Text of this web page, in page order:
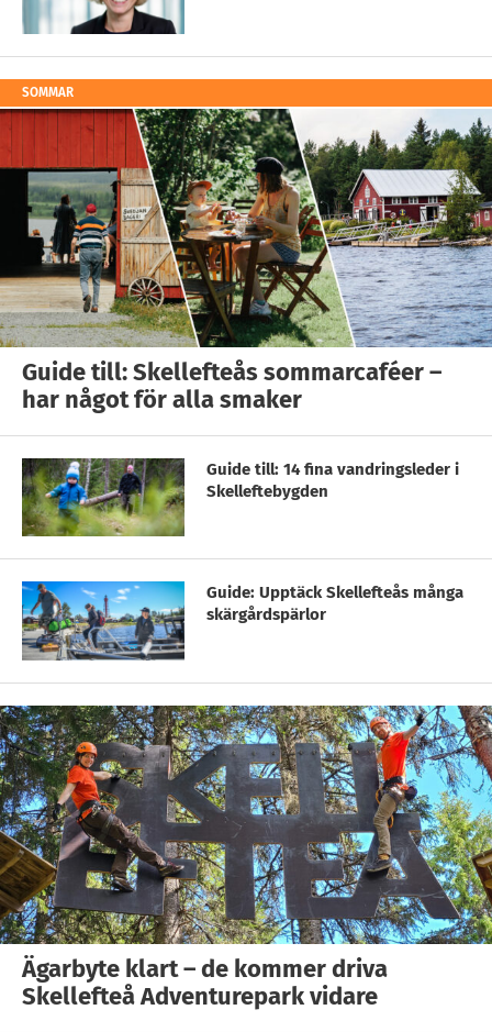
SOMMAR
Guide till: Skellefteås sommarcaféer –
har något för alla smaker
Guide till: 14 fina vandringsleder i
Skelleftebygden
Guide: Upptäck Skellefteås många
skärgårdspärlor
Ägarbyte klart – de kommer driva
Skellefteå Adventurepark vidare